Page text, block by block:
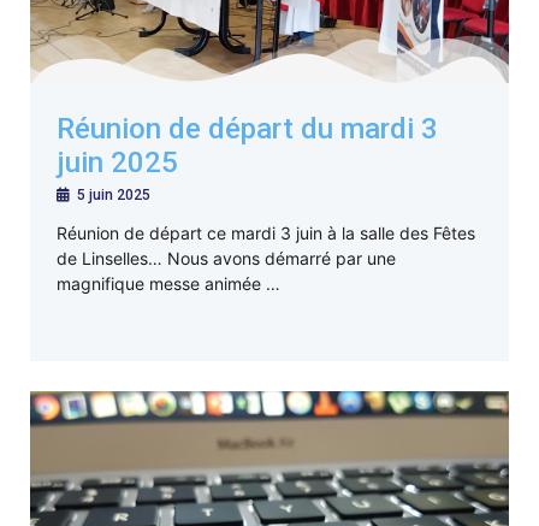
Réunion de départ du mardi 3
juin 2025
5 juin 2025
Réunion de départ ce mardi 3 juin à la salle des Fêtes
de Linselles… Nous avons démarré par une
magnifique messe animée …